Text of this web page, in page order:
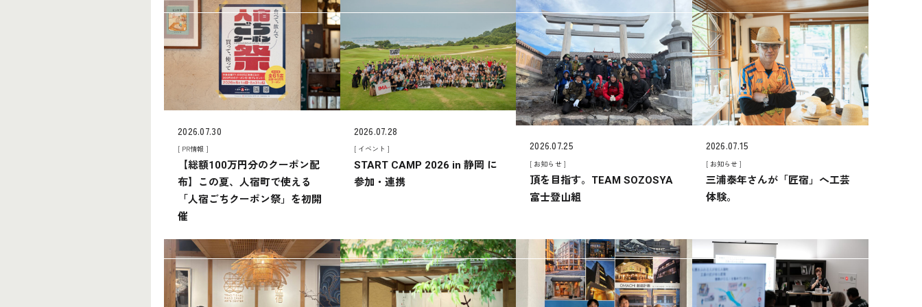
2026.07.30
[ PR情報 ]
【総額100万円分のクーポン配
布】この夏、人宿町で使える
「人宿ごちクーポン祭」を初開
催
2026.07.28
[ イベント ]
START CAMP 2026 in 静岡 に
参加・連携
2026.07.25
[ お知らせ ]
頂を目指す。TEAM SOZOSYA
富士登山組
2026.07.15
[ お知らせ ]
三浦泰年さんが「匠宿」へ工芸
体験。